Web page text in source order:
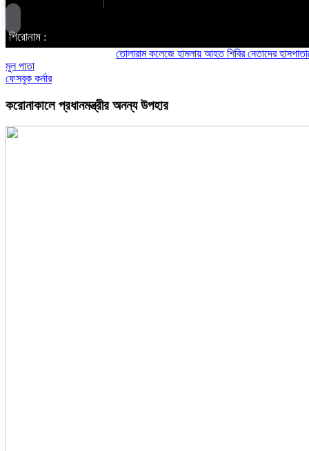
শিরোনাম :
তোলারাম কলেজে হামলায় আহত শিবির নেতাদের হাসপাতালে
মূল পাতা
ফেসবুক কর্নার
করোনাকালে প্রধানমন্ত্রীর অনন্য উপহার